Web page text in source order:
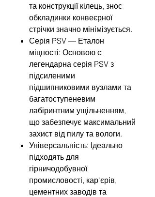
та конструкції кілець, знос
обкладинки конвеєрної
стрічки значно мінімізується.
Серія PSV — Еталон
міцності: Основою є
легендарна серія PSV з
підсиленими
підшипниковими вузлами та
багатоступеневим
лабіринтним ущільненням,
що забезпечує максимальний
захист від пилу та вологи.
Універсальність: Ідеально
підходять для
гірничодобувної
промисловості, кар'єрів,
цементних заводів та